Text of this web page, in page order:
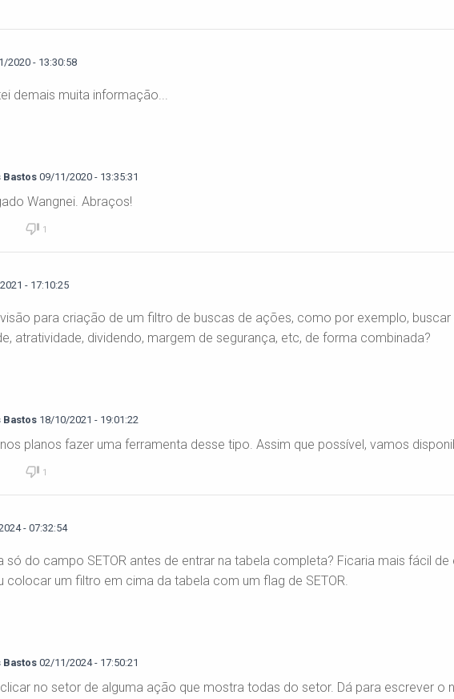
2020 - 13:30:58
demais muita informação...
Bastos09/11/2020 - 13:35:31
Wangnei. Abraços!
1
- 17:10:25
para criação de um filtro de buscas de ações, como por exemplo,
atratividade, dividendo, margem de segurança, etc, de forma combinada?
Bastos 18/10/2021 - 19:01:22
planos fazer uma ferramenta desse tipo. Assim que possível, vamos
1
- 07:32:54
só do campo SETOR antes de entrar na tabela completa? Ficaria mais fácil
colocar um filtro em cima da tabela com um flag de SETOR.
Bastos02/11/2024 - 17:50:21
no setor de alguma ação que mostra todas do setor. Dá para escrever